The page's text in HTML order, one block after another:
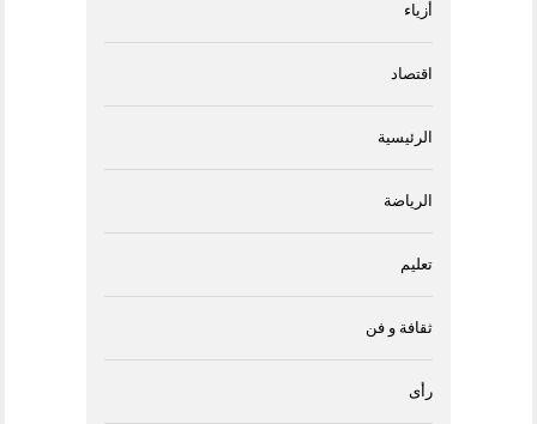
أزياء
اقتصاد
الرئيسية
الرياضة
تعليم
ثقافة و فن
رأى